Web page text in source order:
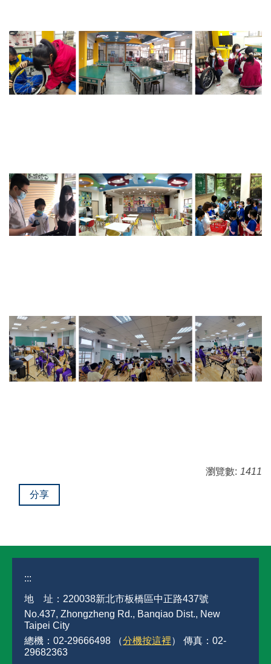
瀏覽數: 1411
分享
:::
地 址：220038新北市板橋區中正路437號
No.437, Zhongzheng Rd., Banqiao Dist., New
Taipei City
總機：02-29666498 （分機按這裡） 傳真：02-
29682363